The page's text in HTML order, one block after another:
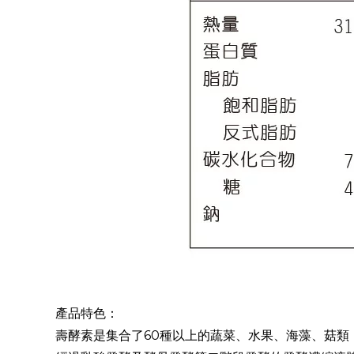
產品特色：
壽酵素是集合了60種以上的蔬菜、水果、海藻、菇類